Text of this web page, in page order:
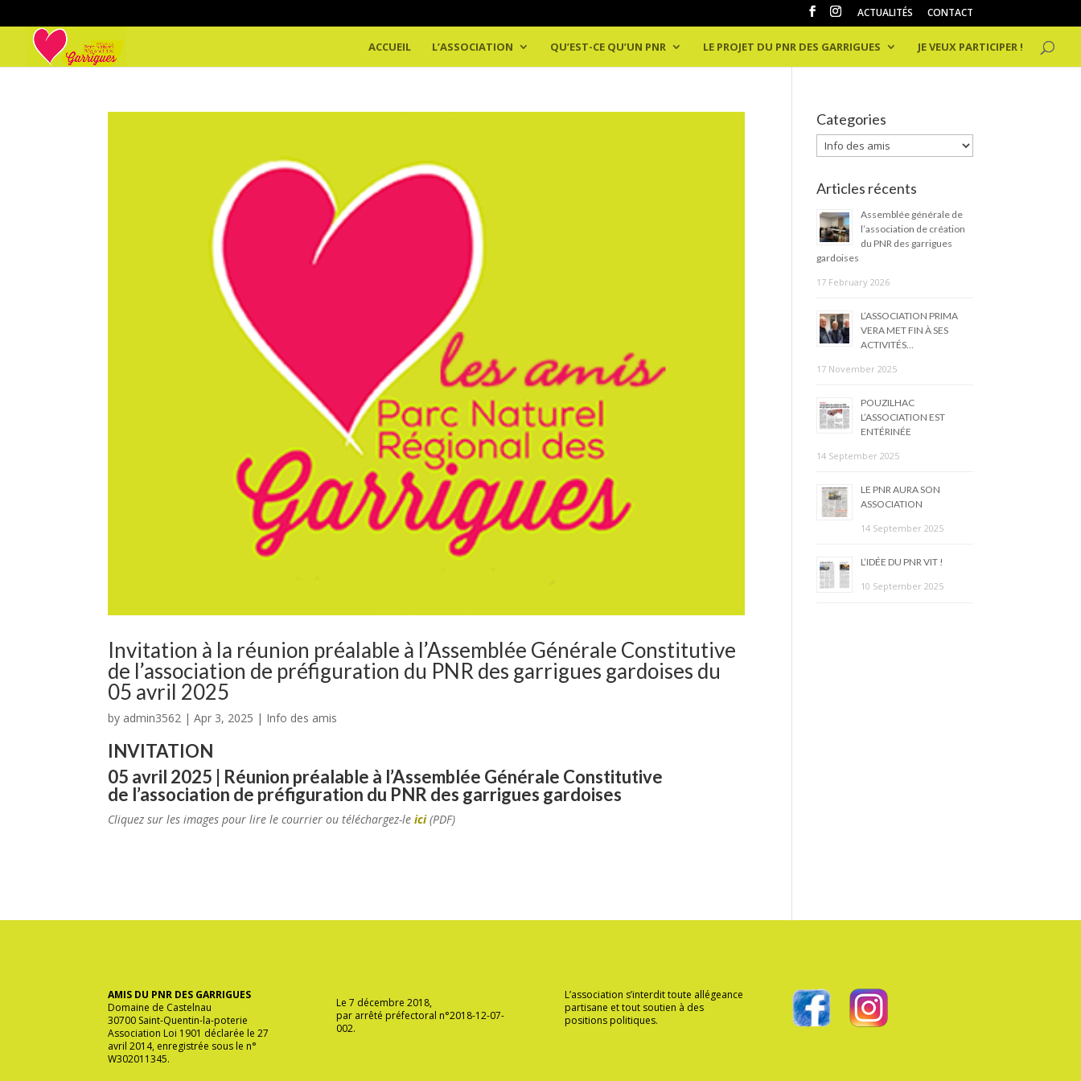
ACTUALITÉS CONTACT
ACCUEIL L’ASSOCIATION QU’EST-CE QU’UN PNR LE PROJET DU PNR DES GARRIGUES JE VEUX PARTICIPER !
Invitation à la réunion préalable à l’Assemblée Générale Constitutive
de l’association de préfiguration du PNR des garrigues gardoises du
05 avril 2025
by admin3562 |Apr 3, 2025 | Info des amis
INVITATION
05 avril 2025 | Réunion préalable à l’Assemblée Générale Constitutive
de l’association de préfiguration du PNR des garrigues gardoises
Cliquez sur les images pour lire le courrier ou téléchargez-leici(PDF)
Categories
Categories
Articles récents
Assemblée générale de
l’association de création
du PNR des garrigues
gardoises
17 February 2026
L’ASSOCIATION PRIMA
VERA MET FIN À SES
ACTIVITÉS…
17 November 2025
POUZILHAC
L’ASSOCIATION EST
ENTÉRINÉE
14 September 2025
LE PNR AURA SON
ASSOCIATION
14 September 2025
L’IDÉE DU PNR VIT !
10 September 2025
AMIS DU PNR DES GARRIGUES
Domaine de Castelnau
30700 Saint-Quentin-la-poterie
Association Loi 1901 déclarée le 27
avril 2014, enregistrée sous le n°
W302011345.
Le 7 décembre 2018,
par arrêté préfectoral n°2018-12-07-
002.
L’association s’interdit toute allégeance
partisane et tout soutien à des
positions politiques.